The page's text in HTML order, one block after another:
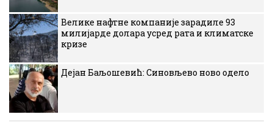
Велике нафтне компаније зарадиле 93
милијарде долара усред рата и климатске
кризе
Дејан Баљошевић: Синовљево ново одело